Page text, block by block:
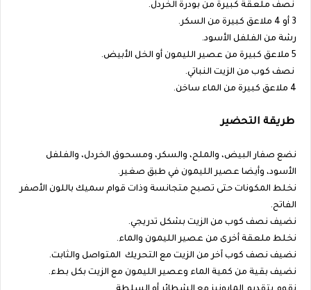
نصف ملعقة كبيرة من بودرة الخردل.
3 أو 4 ملاعق كبيرة من السكر.
رشة من الفلفل الأسود.
5 ملاعق كبيرة من عصير الليمون أو الخل الأبيض.
نصف كوب من الزيت النباتي.
4 ملاعق كبيرة من الماء ساخن.
طريقة التحضير
نضع صفار البيض، والملح، والسكر، ومسحوق الخردل، والفلفل
الأسود، وأيضا عصير الليمون في طبق صغير.
نخلط المكونات حتى تصبح متجانسة وذات قوام سميك باللون الأصفر
الفاتح.
نضيف نصف كوب من الزيت بشكل تدريجي.
نخلط ملعقة أخرى من عصير الليمون والماء.
نضيف نصف كوب آخر من الزيت مع التحريك المتواصل والثابت.
نضيف بقية من كمية الماء وعصير الليمون مع الزيت بكل بطء.